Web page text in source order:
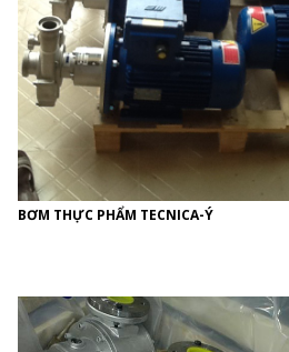
BƠM THỰC PHẨM TECNICA-Ý